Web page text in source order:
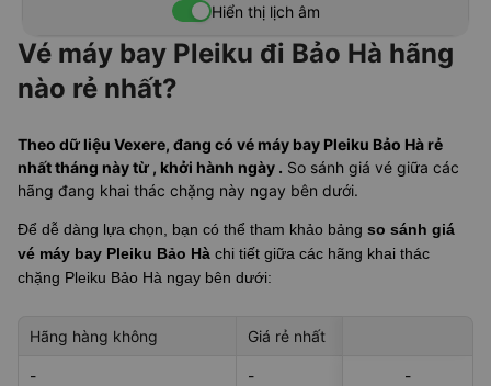
Hiển thị lịch âm
Vé máy bay Pleiku đi Bảo Hà hãng
nào rẻ nhất?
Theo dữ liệu Vexere, đang có vé máy bay Pleiku Bảo Hà rẻ
nhất tháng này từ , khởi hành ngày . So sánh giá vé giữa các
hãng đang khai thác chặng này ngay bên dưới.
Để dễ dàng lựa chọn, bạn có thể tham khảo bảng so sánh giá
vé máy bay Pleiku Bảo Hà chi tiết giữa các hãng khai thác
chặng Pleiku Bảo Hà ngay bên dưới:
Hãng hàng không Giá rẻ nhất
- - -
-